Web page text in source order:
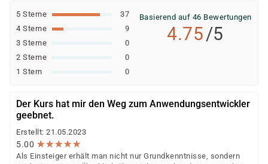
5 Sterne
37
4 Sterne
9
3 Sterne
0
2 Sterne
0
1 Stern
0
Basierend auf 46 Bewertungen
4.75/5
Der Kurs hat mir den Weg zum Anwendungsentwickler
geebnet.
Erstellt: 21.05.2023
5.00 ★★★★★
★★★★★
Als Einsteiger erhält man nicht nur Grundkenntnisse, sondern